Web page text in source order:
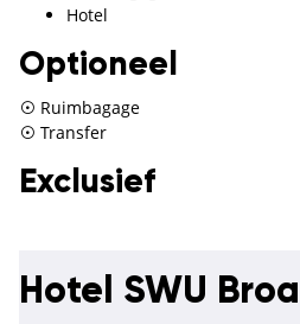
Hotel
Optioneel
Ruimbagage
Transfer
Exclusief
Hotel SWU